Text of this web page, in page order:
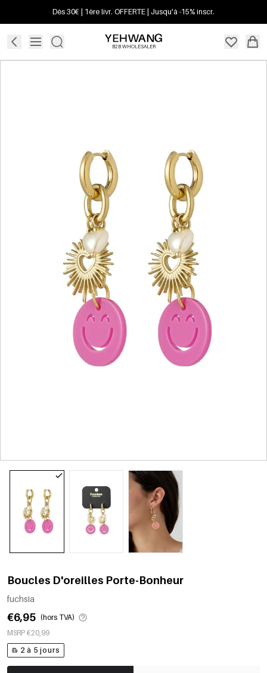
Dès 30€ | 1ère livr. OFFERTE | Jusqu'à -15% inscr.
B2B WHOLESALER
Boucles D'oreilles Porte-Bonheur
fuchsia
€6,95 (hors TVA)
MSRP €20,99
2 à 5 jours